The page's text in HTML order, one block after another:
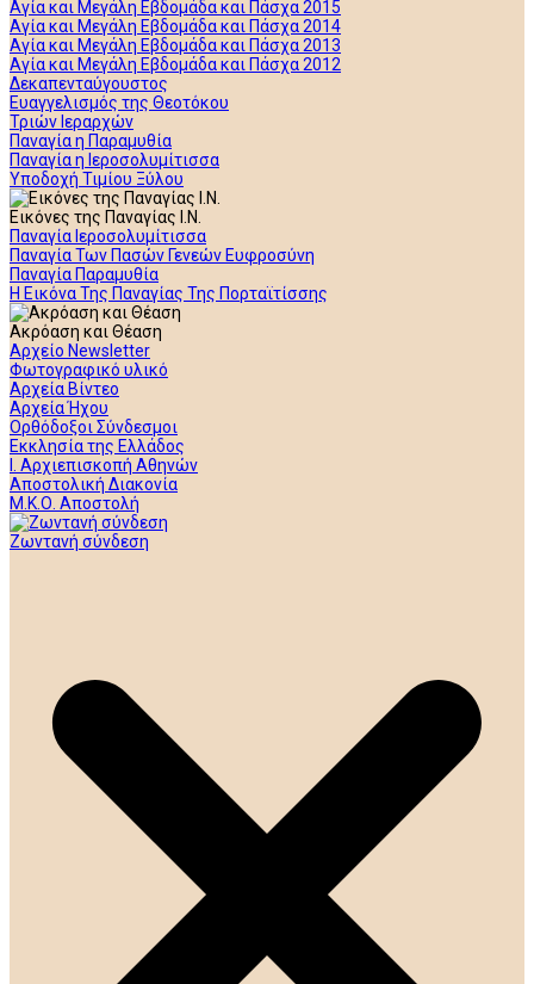
Αγία και Μεγάλη Εβδομάδα και Πάσχα 2015
Αγία και Μεγάλη Εβδομάδα και Πάσχα 2014
Αγία και Μεγάλη Εβδομάδα και Πάσχα 2013
Αγία και Μεγάλη Εβδομάδα και Πάσχα 2012
Δεκαπενταύγουστος
Ευαγγελισμός της Θεοτόκου
Τριών Ιεραρχών
Παναγία η Παραμυθία
Παναγία η Ιεροσολυμίτισσα
Υποδοχή Τιμίου Ξύλου
Εικόνες της Παναγίας Ι.Ν.
Παναγία Ιεροσολυμίτισσα
Παναγία Των Πασών Γενεών Ευφροσύνη
Παναγία Παραμυθία
Η Εικόνα Της Παναγίας Της Πορταϊτίσσης
Ακρόαση και Θέαση
Αρχείο Newsletter
Φωτογραφικό υλικό
Αρχεία Βίντεο
Αρχεία Ήχου
Ορθόδοξοι Σύνδεσμοι
Εκκλησία της Ελλάδος
Ι. Αρχιεπισκοπή Αθηνών
Αποστολική Διακονία
Μ.Κ.Ο. Αποστολή
Ζωντανή σύνδεση